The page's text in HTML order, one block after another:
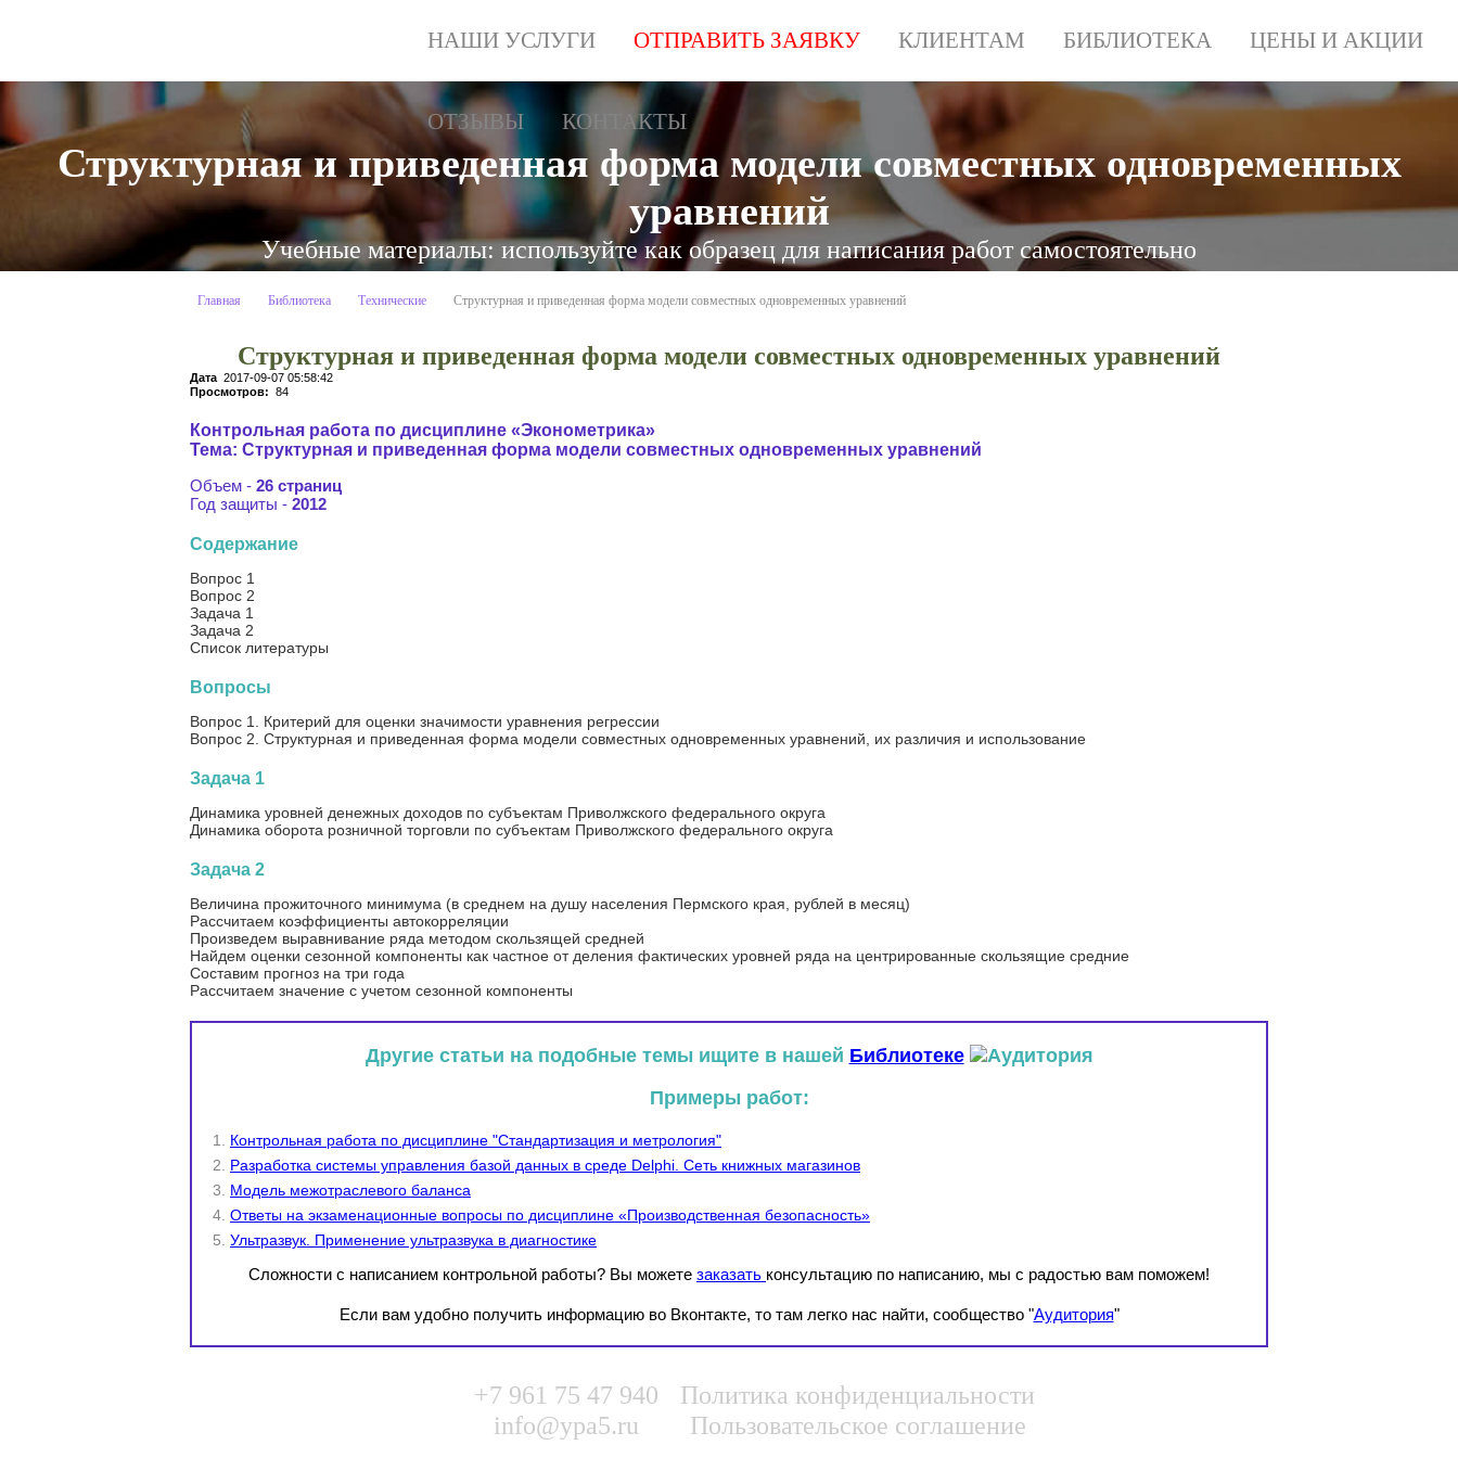
НАШИ УСЛУГИ ОТПРАВИТЬ ЗАЯВКУ КЛИЕНТАМ БИБЛИОТЕКА ЦЕНЫ И АКЦИИ
ОТЗЫВЫ КОНТАКТЫ
Структурная и приведенная форма модели совместных одновременных
уравнений
Учебные материалы: используйте как образец для написания работ самостоятельно
Главная Библиотека Технические Структурная и приведенная форма модели совместных одновременных уравнений
Структурная и приведенная форма модели совместных одновременных уравнений
Дата 2017-09-07 05:58:42
Просмотров: 84
Контрольная работа по дисциплине «Эконометрика»
Тема: Структурная и приведенная форма модели совместных одновременных уравнений
Объем - 26 страниц
Год защиты - 2012
Содержание
Вопрос 1
Вопрос 2
Задача 1
Задача 2
Список литературы
Вопросы
Вопрос 1. Критерий для оценки значимости уравнения регрессии
Вопрос 2. Структурная и приведенная форма модели совместных одновременных уравнений, их различия и использование
Задача 1
Динамика уровней денежных доходов по субъектам Приволжского федерального округа
Динамика оборота розничной торговли по субъектам Приволжского федерального округа
Задача 2
Величина прожиточного минимума (в среднем на душу населения Пермского края, рублей в месяц)
Рассчитаем коэффициенты автокорреляции
Произведем выравнивание ряда методом скользящей средней
Найдем оценки сезонной компоненты как частное от деления фактических уровней ряда на центрированные скользящие средние
Составим прогноз на три года
Рассчитаем значение с учетом сезонной компоненты
Другие статьи на подобные темы ищите в нашей Библиотеке
Примеры работ:
Контрольная работа по дисциплине "Стандартизация и метрология"
Разработка системы управления базой данных в среде Delphi. Сеть книжных магазинов
Модель межотраслевого баланса
Ответы на экзаменационные вопросы по дисциплине «Производственная безопасность»
Ультразвук. Применение ультразвука в диагностике
Сложности с написанием контрольной работы? Вы можете заказать консультацию по написанию, мы с радостью вам поможем!
Если вам удобно получить информацию во Вконтакте, то там легко нас найти, сообщество "Аудитория"
+7 961 75 47 940
info@ypa5.ru
Политика конфиденциальности
Пользовательское соглашение